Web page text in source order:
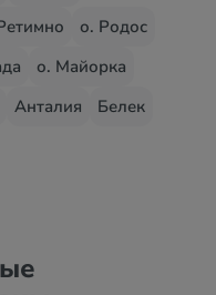
о. Родос
о. Майорка
Анталия
Белек